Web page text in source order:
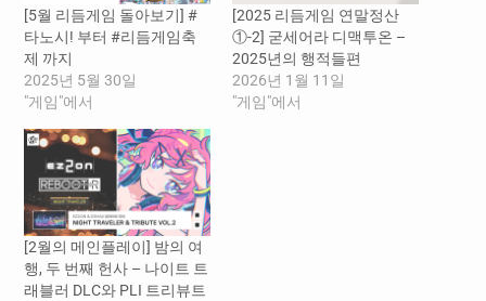
[5월 리듬게임 돌아보기] #
타노시! 부터 #리듬게임축
제 까지
2025년 5월 30일
"게임"에서
[2025 리듬게임 연말정산
①-2] 굳세어라 디맥투온 –
2025년의 행적들편
2026년 1월 11일
"게임"에서
[2월의 메인플레이] 밤의 여
행, 두 번째 헌사 – 나이트 트
래블러 DLC와 PLI 트리뷰트